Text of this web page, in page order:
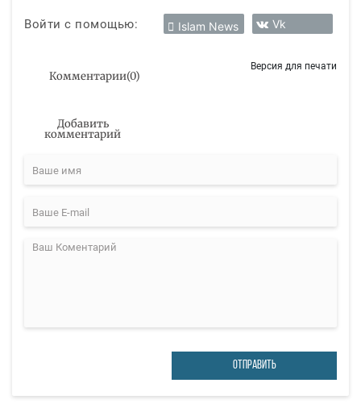
Войти с помощью: Islam News Vk
Комментарии(0)
Версия для печати
Добавить
комментарий
ОТПРАВИТЬ